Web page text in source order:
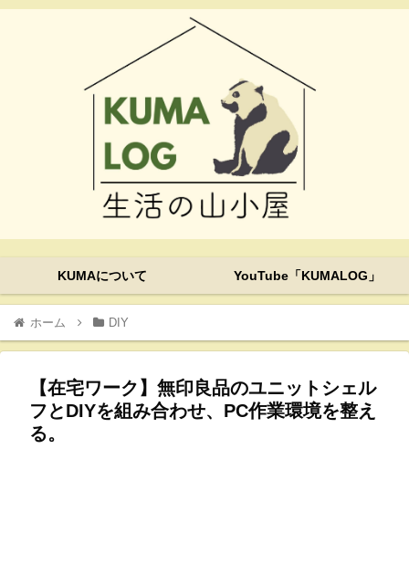
KUMAについて YouTube「KUMALOG」
ホーム DIY
【在宅ワーク】無印良品のユニットシェル
フとDIYを組み合わせ、PC作業環境を整え
る。